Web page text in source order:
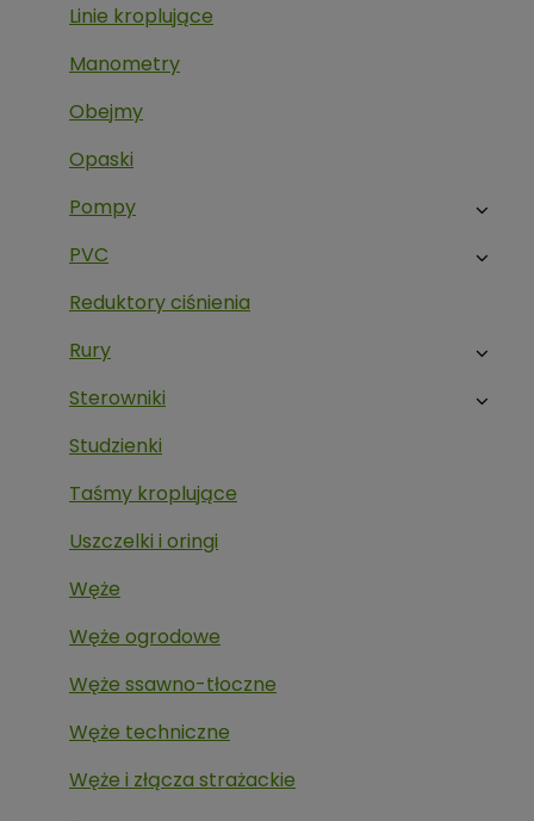
Linie kroplujące
Manometry
Obejmy
Opaski
Pompy
PVC
Reduktory ciśnienia
Rury
Sterowniki
Studzienki
Taśmy kroplujące
Uszczelki i oringi
Węże
Węże ogrodowe
Węże ssawno-tłoczne
Węże techniczne
Węże i złącza strażackie